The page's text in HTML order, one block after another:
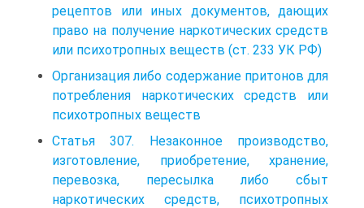
рецептов или иных документов, дающих
право на получение наркотических средств
или психотропных веществ (ст. 233 УК РФ)
Организация либо содержание притонов для
потребления наркотических средств или
психотропных веществ
Статья 307. Незаконное производство,
изготовление, приобретение, хранение,
перевозка, пересылка либо сбыт
наркотических средств, психотропных